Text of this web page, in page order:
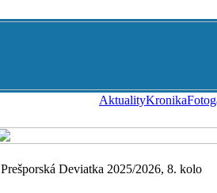
AktualityKronika
Prešporská Deviatka 2025/2026, 8. kolo